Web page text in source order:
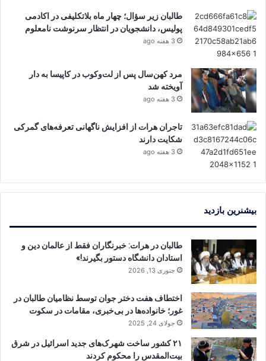
طالبان زیر سؤال؛ چهار ماه بلاتکلیفی در اکادمی
پولیس، دانشجویان در انتظار سرنوشت نامعلوم
3 هفته ago
مرد کهن‌سال پس از لت‌وکوب در کاپیسا به دار
آویخته شد
3 هفته ago
تاجران هرات از افزایش ناگهانی تعرفه‌های گمرکی
شکایت دارند
3 هفته ago
بیشنرین بازدید
طالبان در هرات: خبرنگاران فقط از عالمان دین و
استادان دانشگاه دستور بگیرند!»
جنوری 13, 2026
اختطاف هفت دختر جوان توسط نظامیان طالبان در
غور؛ خانواده‌ها در بی‌خبری، مقامات در سکوت
جولای 24, 2025
۲۱ کشور ساخت شهرک‌های جدید اسرائیل در شرق
بیت‌المقدس را محکوم کردند